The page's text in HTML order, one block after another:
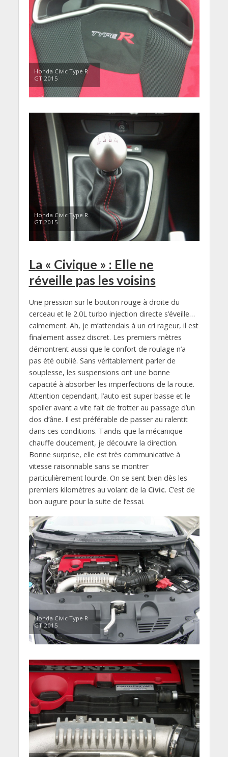
Honda Civic Type R
GT 2015
Honda Civic Type R
GT 2015
La « Civique » : Elle ne
réveille pas les voisins
Une pression sur le bouton rouge à droite du
cerceau et le 2.0L turbo injection directe s’éveille…
calmement. Ah, je m’attendais à un cri rageur, il est
finalement assez discret. Les premiers mètres
démontrent aussi que le confort de roulage n’a
pas été oublié. Sans véritablement parler de
souplesse, les suspensions ont une bonne
capacité à absorber les imperfections de la route.
Attention cependant, l’auto est super basse et le
spoiler avant a vite fait de frotter au passage d’un
dos d’âne. Il est préférable de passer au ralentit
dans ces conditions. Tandis que la mécanique
chauffe doucement, je découvre la direction.
Bonne surprise, elle est très communicative à
vitesse raisonnable sans se montrer
particulièrement lourde. On se sent bien dès les
premiers kilomètres au volant de la Civic. C’est de
bon augure pour la suite de l’essai.
Honda Civic Type R
GT 2015